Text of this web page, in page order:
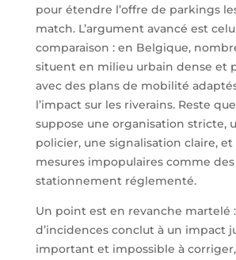
pour étendre l’offre de parkings
match. L’argument avancé est
comparaison : en Belgique,
situent en milieu urbain dense et
avec des plans de mobilité
l’impact sur les riverains. Reste
suppose une organisation stricte,
policier, une signalisation claire, et
mesures impopulaires comme des
stationnement réglementé.
Un point est en revanche martelé :
d’incidences conclut à un impact
important et impossible à